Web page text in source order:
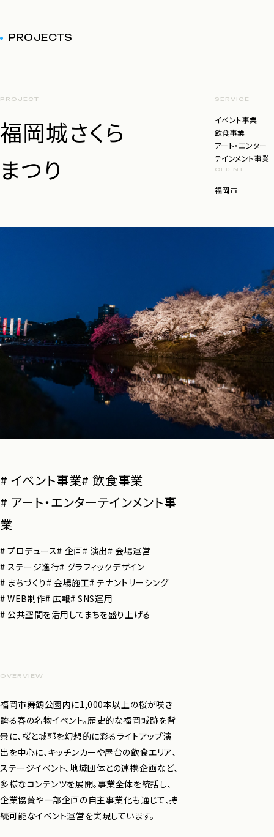
PROJECTS
PROJECT
福岡城さくら
まつり
SERVICE
イベント事業
飲食事業
アート・エンター
テインメント事業
CLIENT
福岡市
# イベント事業# 飲食事業
# アート・エンターテインメント事
業
# プロデュース# 企画# 演出# 会場運営
# ステージ進行# グラフィックデザイン
# まちづくり# 会場施工# テナントリーシング
# WEB制作# 広報# SNS運用
# 公共空間を活用してまちを盛り上げる
OVERVIEW
福岡市舞鶴公園内に1,000本以上の桜が咲き
誇る春の名物イベント。歴史的な福岡城跡を背
景に、桜と城郭を幻想的に彩るライトアップ演
出を中心に、キッチンカーや屋台の飲食エリア、
ステージイベント、地域団体との連携企画など、
多様なコンテンツを展開。事業全体を統括し、
企業協賛や一部企画の自主事業化も通じて、持
続可能なイベント運営を実現しています。